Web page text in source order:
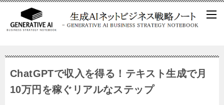
ChatGPTで収入を得る！テキスト生成で月
10万円を稼ぐリアルなステップ